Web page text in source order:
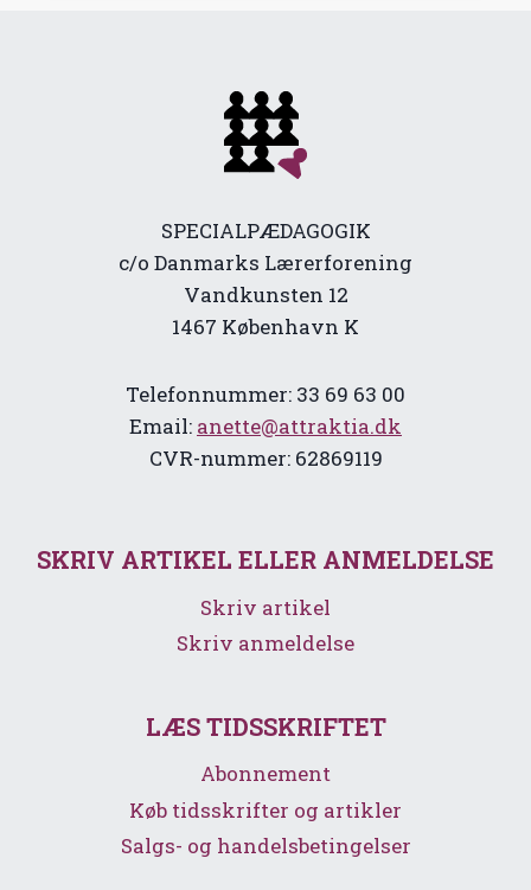
SPECIALPÆDAGOGIK
c/o Danmarks Lærerforening
Vandkunsten 12
1467 København K
Telefonnummer: 33 69 63 00
Email: anette@attraktia.dk
CVR-nummer: 62869119
SKRIV ARTIKEL ELLER ANMELDELSE
Skriv artikel
Skriv anmeldelse
LÆS TIDSSKRIFTET
Abonnement
Køb tidsskrifter og artikler
Salgs- og handelsbetingelser